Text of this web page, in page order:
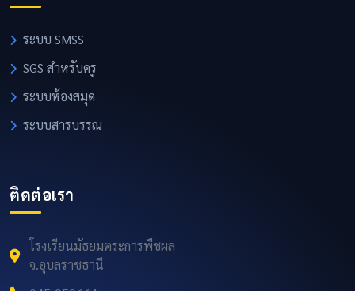
ระบบ SMSS
SGS สำหรับครู
ระบบห้องสมุด
ระบบสารบรรณ
ติดต่อเรา
โรงเรียนมัธยมตระการพืชผล
จ.อุบลราชธานี